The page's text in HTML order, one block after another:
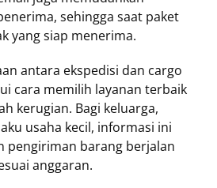
sehingga saat paket
yang siap menerima.
antara ekspedisi dan cargo
cara memilih layanan terbaik
kerugian. Bagi keluarga,
usaha kecil, informasi ini
pengiriman barang berjalan
anggaran.